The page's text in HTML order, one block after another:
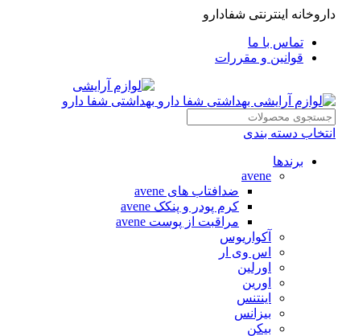
داروخانه اینترنتی شفادارو
تماس با ما
قوانین و مقررات
انتخاب دسته بندی
برندها
avene
ضدافتاب های avene
کرم پودر و پنکک avene
مراقبت از پوست avene
آکواریوس
اس وی ار
اورلین
اورین
اینتنس
بیزانس
بیکن